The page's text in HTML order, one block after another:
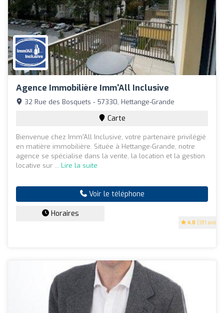
Agence Immobilière Imm'All Inclusive
4.8 (181 avis)
32 Rue des Bosquets - 57330, Hettange-Grande
Carte
Bienvenue chez Imm'All Inclusive, votre partenaire privilégié
en matière immobilière. Située à Hettange-Grande, notre
agence se spécialise dans la vente, la location et la gestion
locative sur ... Lire la suite
Voir le téléphone
Horaires